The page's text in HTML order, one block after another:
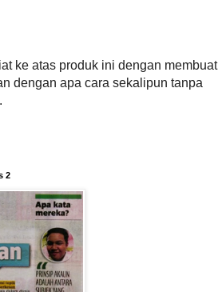
ke atas produk ini dengan membuat
dengan apa cara sekalipun tanpa
2